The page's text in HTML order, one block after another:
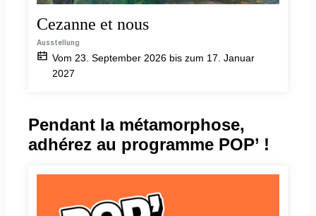
Cezanne et nous
Ausstellung
Vom 23. September 2026 bis zum 17. Januar
2027
Pendant la métamorphose,
adhérez au programme POP’ !